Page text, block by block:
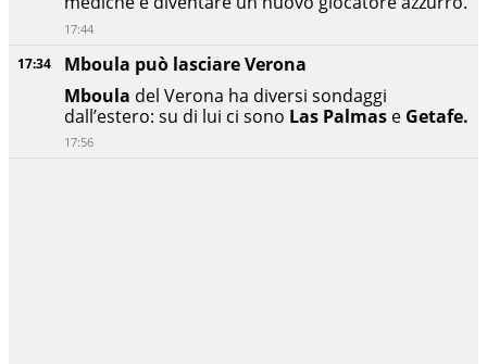
17:34
Mboula può lasciare Verona
Mboula del Verona ha diversi sondaggi
dall’estero: su di lui ci sono Las Palmas e Getafe.
17:56
17:44